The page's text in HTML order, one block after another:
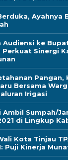
Ayahnya
Audiensi ke
Perkuat Sinergi
Pangan,
Bersama
Irigasi
Ambil Sumpah/
di Lingkup
Kota Tinjau
Puji Kinerja